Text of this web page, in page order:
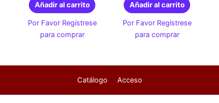
Añadir al carrito
Por Favor Regístrese
para comprar
Añadir al carrito
Por Favor Regístrese
para comprar
Catálogo Acceso